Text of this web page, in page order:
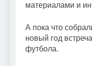
материалами и
А пока что
новый год
футбола.